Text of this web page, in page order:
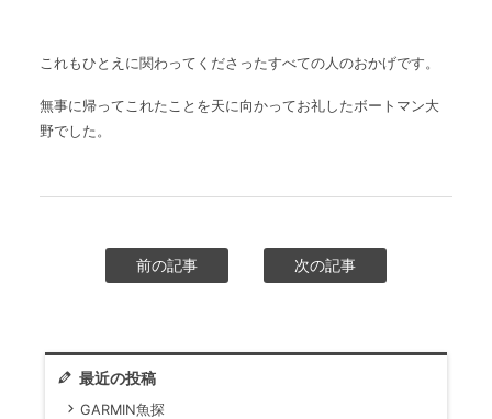
これもひとえに関わってくださったすべての人のおかげです。
無事に帰ってこれたことを天に向かってお礼したボートマン大
野でした。
前の記事 次の記事
最近の投稿
GARMIN魚探